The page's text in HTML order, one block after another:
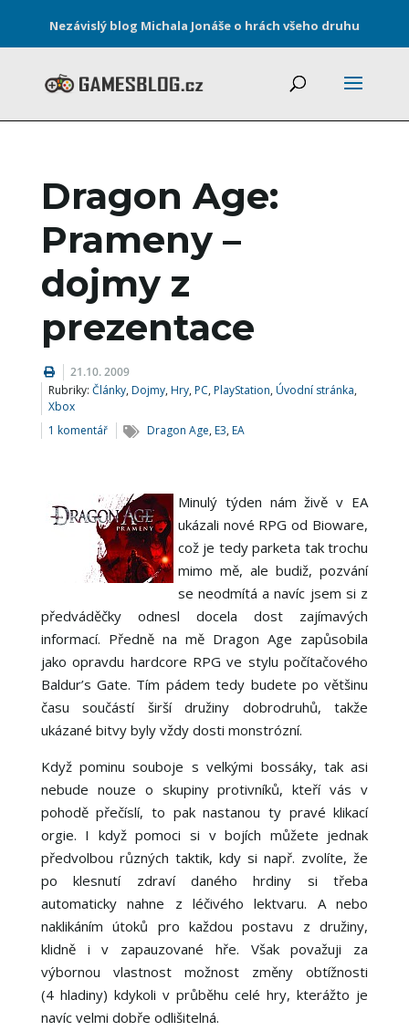
Nezávislý blog Michala Jonáše o hrách všeho druhu
Dragon Age:
Prameny –
dojmy z
prezentace
21.10. 2009
Rubriky: Články,Dojmy,Hry,PC,PlayStation,Úvodní stránka,
Xbox
1 komentář
Dragon Age,E3,EA
Minulý týden nám živě v EA
ukázali nové RPG od Bioware,
což je tedy parketa tak trochu
mimo mě, ale budiž, pozvání
se neodmítá a navíc jsem si z
předváděčky odnesl docela dost zajímavých
informací. Předně na mě Dragon Age zapůsobila
jako opravdu hardcore RPG ve stylu počítačového
Baldur’s Gate. Tím pádem tedy budete po většinu
času součástí širší družiny dobrodruhů, takže
ukázané bitvy byly vždy dosti monstrózní.
Když pominu souboje s velkými bossáky, tak asi
nebude nouze o skupiny protivníků, kteří vás v
pohodě přečíslí, to pak nastanou ty pravé klikací
orgie. I když pomoci si v bojích můžete jednak
předvolbou různých taktik, kdy si např. zvolíte, že
po klesnutí zdraví daného hrdiny si třeba
automaticky nahne z léčivého lektvaru. A nebo
naklikáním útoků pro každou postavu z družiny,
klidně i v zapauzované hře. Však považuji za
výbornou vlastnost možnost změny obtížnosti
(4 hladiny) kdykoli v průběhu celé hry, kterážto je
navíc velmi dobře odlišitelná.